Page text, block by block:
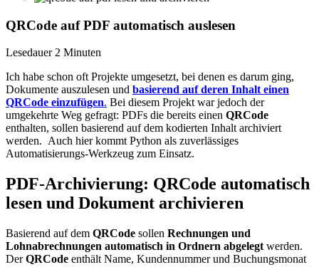
QRCode auf PDF automatisch auslesen
Lesedauer 2 Minuten
Ich habe schon oft Projekte umgesetzt, bei denen es darum ging,
Dokumente auszulesen und basierend auf deren Inhalt einen
QRCode einzufügen. Bei diesem Projekt war jedoch der
umgekehrte Weg gefragt: PDFs die bereits einen QRCode
enthalten, sollen basierend auf dem kodierten Inhalt archiviert
werden. Auch hier kommt Python als zuverlässiges
Automatisierungs-Werkzeug zum Einsatz.
PDF-Archivierung: QRCode automatisch
lesen und Dokument archivieren
Basierend auf dem QRCode sollen Rechnungen und
Lohnabrechnungen automatisch in Ordnern abgelegt werden.
DerQRCode enthält Name, Kundennummer und Buchungsmonat